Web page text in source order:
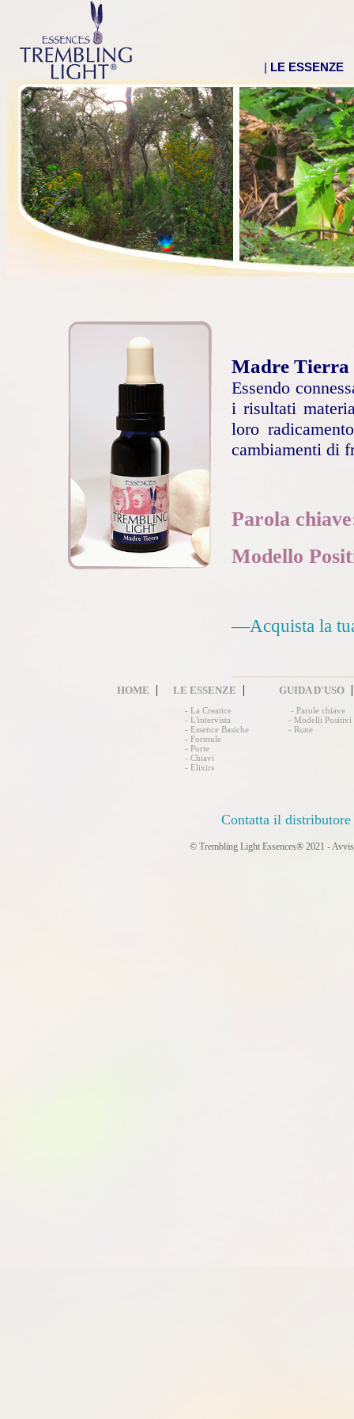
| LE ESSENZE
Madre Tierra
Essendo
i risultati
loro
cambiamenti di
Parola
Modello
—Acquista la
HOME | LE ESSENZE |
- La Creatice
- L'intervista
- Essence Basiche
- Formule
- Porte
- Chiavi
- Elixirs
GUIDA D'USO
- Parole chiave
- Modelli Positivi
- Rune
Contatta il
© Trembling Light Essences®2021 -